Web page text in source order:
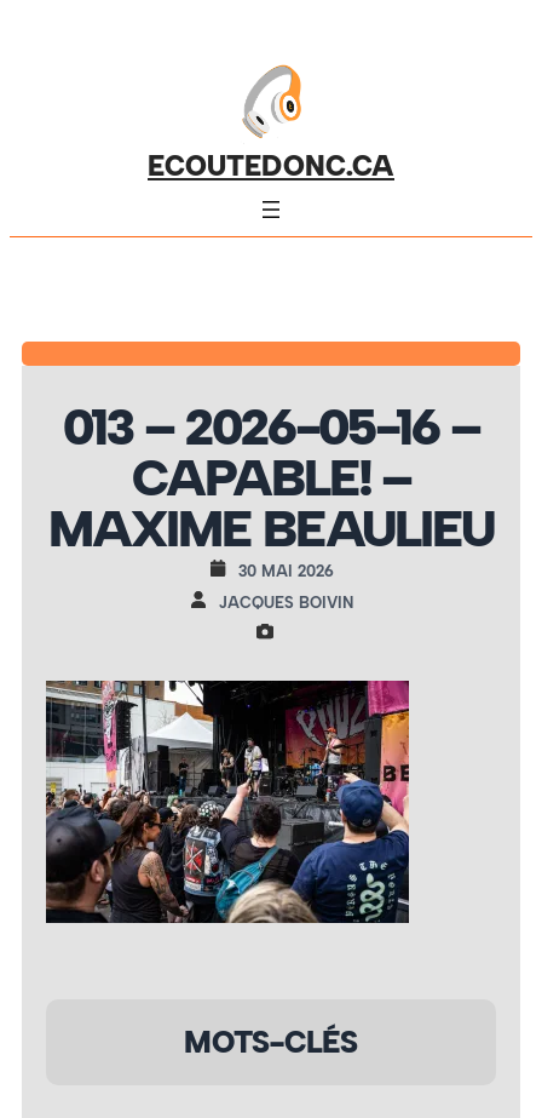
ECOUTEDONC.CA
013 – 2026-05-16 –
CAPABLE! –
MAXIME BEAULIEU
30 MAI 2026
JACQUES BOIVIN
MOTS-CLÉS